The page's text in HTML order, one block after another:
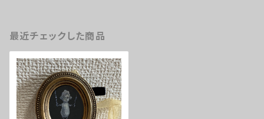
最近チェックした商品